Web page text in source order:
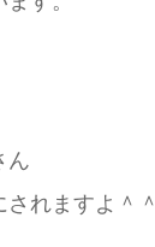
ん
れますよ＾＾